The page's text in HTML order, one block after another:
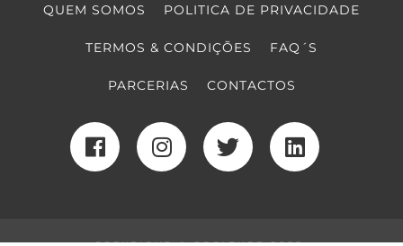
QUEM SOMOS POLITICA DE PRIVACIDADE
TERMOS & CONDIÇÕES FAQ´S
PARCERIAS CONTACTOS